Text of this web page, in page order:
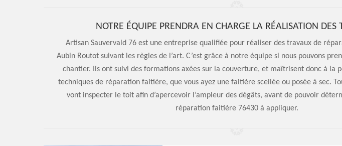
NOTRE ÉQUIPE PRENDRA EN CHARGE LA RÉALISATION DES
Artisan Sauvervald 76 est une entreprise qualifiée pour réaliser des travaux de
Aubin Routot suivant les règles de l’art. C’est grâce à notre équipe si nous pouvons
chantier. Ils ont suivi des formations axées sur la couverture, et maîtrisent donc à la
techniques de réparation faitière, que vous ayez une faitière scellée ou posée à sec.
vont inspecter le toit afin d’apercevoir l’ampleur des dégâts, avant de pouvoir
réparation faitière 76430 à appliquer.